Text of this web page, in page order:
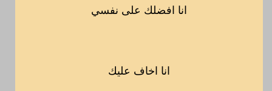
انا افضلك على نفسي
انا اخاف عليك